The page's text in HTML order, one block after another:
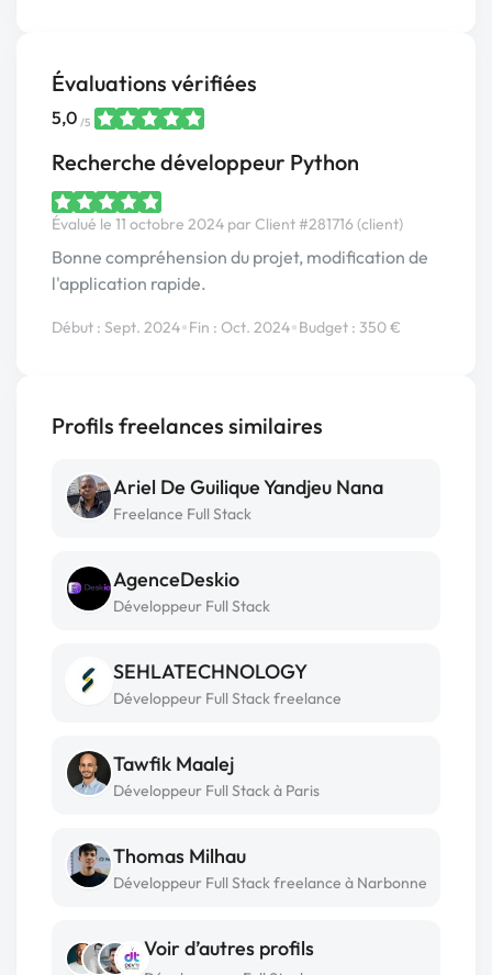
Évaluations vérifiées
5,0 /5
Recherche développeur Python
Évalué le 11 octobre 2024 par Client #281716 (client)
Bonne compréhension du projet, modification de
l'application rapide.
Début : Sept. 2024•Fin : Oct. 2024•Budget : 350 €
Profils freelances similaires
Ariel De Guilique Yandjeu Nana
Freelance Full Stack
AgenceDeskio
Développeur Full Stack
SEHLATECHNOLOGY
Développeur Full Stack freelance
Tawfik Maalej
Développeur Full Stack à Paris
Thomas Milhau
Développeur Full Stack freelance à Narbonne
Voir d’autres profils